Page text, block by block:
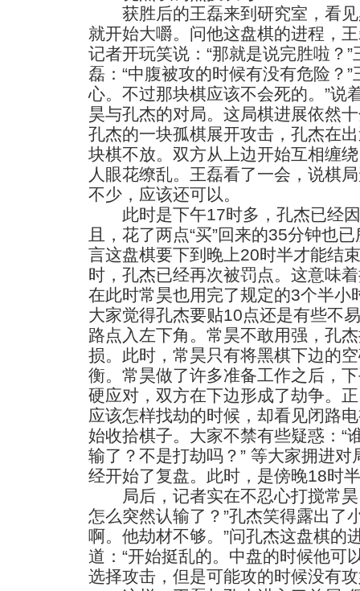
获胜后的王磊来到研究室，看见
就开始大嚼。问他这盘棋的进程，
记者开玩笑说：“那就是说完胜啦？
磊：“中腹被攻的时候有没有危险？
心。不过那块棋应该不会死的。”说
昊与孔杰的对局。这局棋进展依然
孔杰的一块孤棋展开攻击，孔杰在
块棋不放。双方从上边开始互相缠
人眼花缭乱。王磊看了一会，说棋
不少，应该还可以。
此时是下午17时多，孔杰已经因
且，花了两点“买”回来的35分钟也
言这盘棋要下到晚上20时半才能结
时，孔杰已经再次被罚点。这意味
在此时常昊也用完了规定的3个半小
大家觉得孔杰要贴10点还是有些不
路点入左下角。常昊不敢用强，孔
损。此时，常昊只有将黑棋下边的
衡。常昊做了许多准备工作之后，
硬应对，双方在下边形成了劫争。
应该怎样找劫的时候，却看见闭路
始收拾棋子。大家不禁有些疑惑：“
输了？不是打劫吗？” 等大家拥进
经开始了复盘。此时，是傍晚18时
局后，记者实在不忍心打搅常昊
怎么突然认输了？”孔杰笑得露出了
啊。他劫材不够。”问孔杰这盘棋的
道：“开始挺乱的。中盘的时候他可
选择攻击，但是可能攻的时候没有攻